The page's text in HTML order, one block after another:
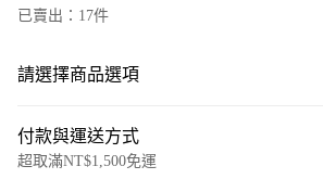
已賣出：17件
請選擇商品選項
付款與運送方式
超取滿NT$1,500免運